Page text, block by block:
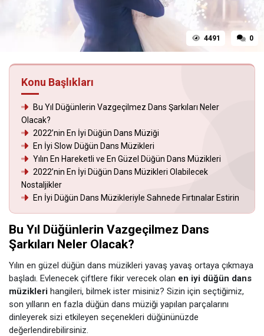
4491 0
Konu Başlıkları
Bu Yıl Düğünlerin Vazgeçilmez Dans Şarkıları Neler
Olacak?
2022’nin En İyi Düğün Dans Müziği
En İyi Slow Düğün Dans Müzikleri
Yılın En Hareketli ve En Güzel Düğün Dans Müzikleri
2022’nin En İyi Düğün Dans Müzikleri Olabilecek
Nostaljikler
En İyi Düğün Dans Müzikleriyle Sahnede Fırtınalar Estirin
Bu Yıl Düğünlerin Vazgeçilmez Dans
Şarkıları Neler Olacak?
Yılın en güzel düğün dans müzikleri yavaş yavaş ortaya çıkmaya
başladı. Evlenecek çiftlere fikir verecek olan en iyi düğün dans
müzikleri hangileri, bilmek ister misiniz? Sizin için seçtiğimiz,
son yılların en fazla düğün dans müziği yapılan parçalarını
dinleyerek sizi etkileyen seçenekleri düğününüzde
değerlendirebilirsiniz.